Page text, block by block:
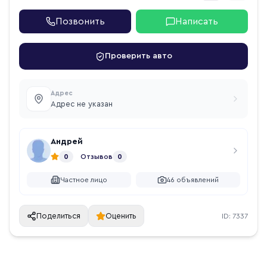
Позвонить Написать
Проверить авто
Адрес
Адрес не указан
Андрей
0 Отзывов 0
Частное лицо 46 объявлений
Поделиться Оценить ID: 7337